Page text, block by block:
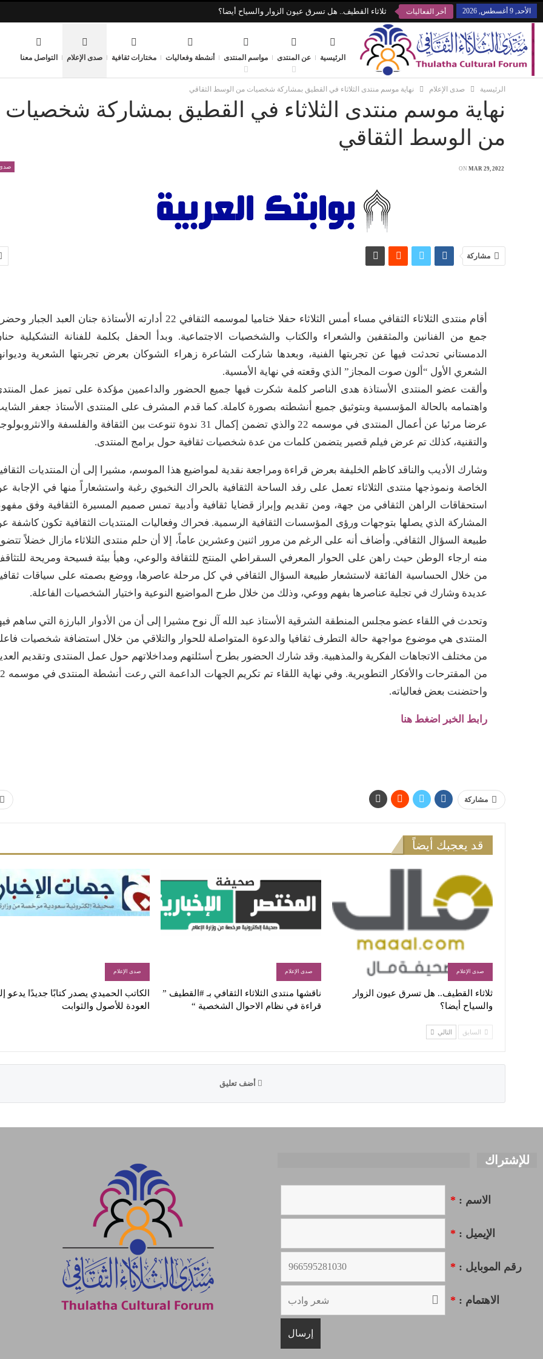
الأحد, 9 أغسطس, 2026 أخر الفعاليات ثلاثاء القطيف.. هل تسرق عيون الزوار والسياح أيضا؟
الرئيسية عن المنتدى مواسم المنتدى أنشطة وفعاليات مختارات ثقافية صدى الإعلام التواصل معنا
الرئيسية صدى الإعلام نهاية موسم منتدى الثلاثاء في القطيق بمشاركة شخصيات من الوسط الثقاقي
نهاية موسم منتدى الثلاثاء في القطيق بمشاركة شخصيات
من الوسط الثقاقي
صدى ON MAR 29, 2022
مشاركة
أقام منتدى الثلاثاء الثقافي مساء أمس الثلاثاء حفلا ختاميا لموسمه الثقافي 22 أدارته الأستاذة جنان العبد الجبار
جمع من الفنانين والمثقفين والشعراء والكتاب والشخصيات الاجتماعية. وبدأ الحفل بكلمة للفنانة التشكيلية
الدمستاني تحدثت فيها عن تجربتها الفنية، وبعدها شاركت الشاعرة زهراء الشوكان بعرض تجربتها الشعرية
الشعري الأول “ألون صوت المجاز” الذي وقعته في نهاية الأمسية.
وألقت عضو المنتدى الأستاذة هدى الناصر كلمة شكرت فيها جميع الحضور والداعمين مؤكدة على تميز عمل
واهتمامه بالحالة المؤسسية وبتوثيق جميع أنشطته بصورة كاملة. كما قدم المشرف على المنتدى الأستاذ جعفر
عرضا مرئيا عن أعمال المنتدى في موسمه 22 والذي تضمن إكمال 31 ندوة تنوعت بين الثقافة والفلسفة
والتقنية، كذلك تم عرض فيلم قصير يتضمن كلمات من عدة شخصيات ثقافية حول برامج المنتدى.
وشارك الأديب والناقد كاظم الخليفة بعرض قراءة ومراجعة نقدية لمواضيع هذا الموسم، مشيرا إلى أن المنتديات
الخاصة ونموذجها منتدى الثلاثاء تعمل على رفد الساحة الثقافية بالحراك النخبوي رغبة واستشعاراً منها في الإجابة
استحقاقات الراهن الثقافي من جهة، ومن تقديم وإبراز قضايا ثقافية وأدبية تمس صميم المسيرة الثقافية وفق
المشاركة الذي يصلها بتوجهات ورؤى المؤسسات الثقافية الرسمية. فحراك وفعاليات المنتديات الثقافية تكون كاشفة
طبيعة السؤال الثقافي. وأضاف أنه على الرغم من مرور اثنين وعشرين عاماً، إلا أن حلم منتدى الثلاثاء مازال خضلاً
منه ارجاء الوطن حيث راهن على الحوار المعرفي السقراطي المنتج للثقافة والوعي، وهيأ بيئة فسيحة ومريحة
من خلال الحساسية الفائقة لاستشعار طبيعة السؤال الثقافي في كل مرحلة عاصرها، ووضع بصمته على سياقات
عديدة وشارك في تجلية عناصرها بفهم ووعي، وذلك من خلال طرح المواضيع النوعية واختيار الشخصيات الفاعلة.
وتحدث في اللقاء عضو مجلس المنطقة الشرقية الأستاذ عبد الله آل نوح مشيرا إلى أن من الأدوار البارزة التي ساهم
المنتدى هي موضوع مواجهة حالة التطرف ثقافيا والدعوة المتواصلة للحوار والتلاقي من خلال استضافة شخصيات
من مختلف الاتجاهات الفكرية والمذهبية. وقد شارك الحضور بطرح أسئلتهم ومداخلاتهم حول عمل المنتدى وتقديم
من المقترحات والأفكار
واحتضنت بعض فعالياته.
رابط الخبر اضغط هنا
مشاركة
قد يعجبك أيضاً
صدى الإعلام
ثلاثاء القطيف.. هل تسرق عيون الزوار
والسياح أيضا؟
صدى الإعلام
ناقشها منتدى الثلاثاء الثقافي بـ #القطيف ”
قراءة في نظام الاحوال الشخصية “
صدى الإعلام
الكاتب الحميدي يصدر كتابًا جديدًا يدعو
العودة للأصول والثوابت
السابق التالي
أضف تعليق
للإشتراك
الاسم : *
الإيميل : *
رقم الموبايل : *
الاهتمام : *